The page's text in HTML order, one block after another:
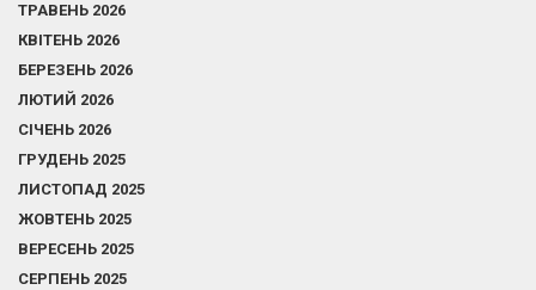
ТРАВЕНЬ 2026
КВІТЕНЬ 2026
БЕРЕЗЕНЬ 2026
ЛЮТИЙ 2026
СІЧЕНЬ 2026
ГРУДЕНЬ 2025
ЛИСТОПАД 2025
ЖОВТЕНЬ 2025
ВЕРЕСЕНЬ 2025
СЕРПЕНЬ 2025